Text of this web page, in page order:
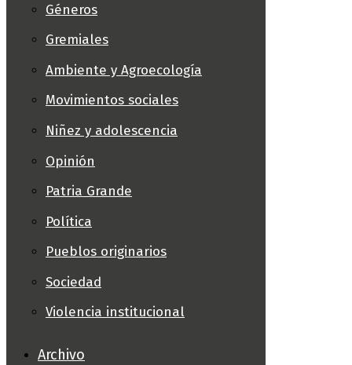
Géneros
Gremiales
Ambiente y Agroecología
Movimientos sociales
Niñez y adolescencia
Opinión
Patria Grande
Política
Pueblos originarios
Sociedad
Violencia institucional
Archivo